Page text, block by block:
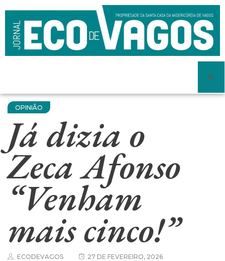
OPINIÃO
Já dizia o
Zeca Afonso
“Venham
mais cinco!”
ECODEVAGOS 27 DE FEVEREIRO, 2026